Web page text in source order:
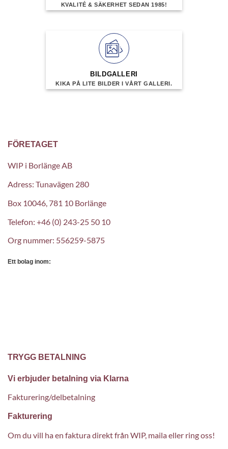
KVALITÉ & SÄKERHET SEDAN 1985!
BILDGALLERI
KIKA PÅ LITE BILDER I VÅRT GALLERI.
FÖRETAGET
WIP i Borlänge AB
Adress: Tunavägen 280
Box 10046, 781 10 Borlänge
Telefon: +46 (0) 243-25 50 10
Org nummer: 556259-5875
Ett bolag inom:
TRYGG BETALNING
Vi erbjuder betalning via Klarna
Fakturering/delbetalning
Fakturering
Om du vill ha en faktura direkt från WIP, maila eller ring oss!